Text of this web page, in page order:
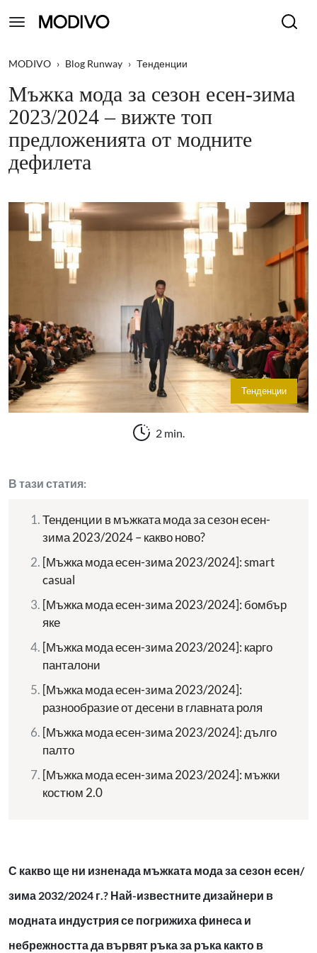
MODIVO › Blog Runway › Тенденции
Мъжка мода за сезон есен-зима
2023/2024 – вижте топ
предложенията от модните
дефилета
Тенденции
2 min.
В тази статия:
Тенденции в мъжката мода за сезон есен-
зима 2023/2024 – какво ново?
[Мъжка мода есен-зима 2023/2024]: smart
casual
[Мъжка мода есен-зима 2023/2024]: бомбър
яке
[Мъжка мода есен-зима 2023/2024]: карго
панталони
[Мъжка мода есен-зима 2023/2024]:
разнообразие от десени в главната роля
[Мъжка мода есен-зима 2023/2024]: дълго
палто
[Мъжка мода есен-зима 2023/2024]: мъжки
костюм 2.0
С какво ще ни изненада мъжката мода за сезон есен/
зима 2032/2024 г.? Най-известните дизайнери в
модната индустрия се погрижиха финеса и
небрежността да вървят ръка за ръка както в